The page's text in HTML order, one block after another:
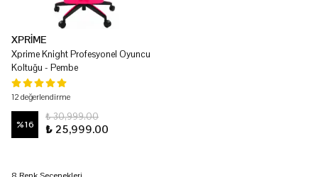
XPRİME
Xprime Knight Profesyonel Oyuncu
Koltuğu - Pembe
12 değerlendirme
%16
₺ 30,999.00
₺ 25,999.00